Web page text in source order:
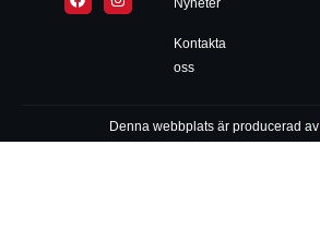
Nyheter
Kontakta
oss
Denna webbplats är producerad av